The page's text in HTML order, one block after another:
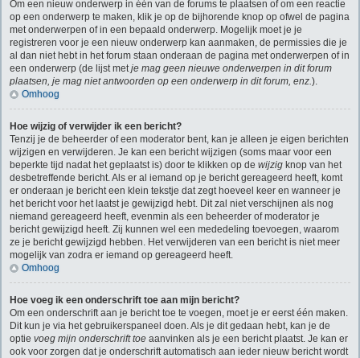
Om een nieuw onderwerp in één van de forums te plaatsen of om een reactie
op een onderwerp te maken, klik je op de bijhorende knop op ofwel de pagina
met onderwerpen of in een bepaald onderwerp. Mogelijk moet je je
registreren voor je een nieuw onderwerp kan aanmaken, de permissies die je
al dan niet hebt in het forum staan onderaan de pagina met onderwerpen of in
een onderwerp (de lijst metje mag geen nieuwe onderwerpen in dit forum
plaatsen, je mag niet antwoorden op een onderwerp in dit forum, enz.).
Omhoog
Hoe wijzig of verwijder ik een bericht?
Tenzij je de beheerder of een moderator bent, kan je alleen je eigen berichten
wijzigen en verwijderen. Je kan een bericht wijzigen (soms maar voor een
beperkte tijd nadat het geplaatst is) door te klikken op de wijzig knop van het
desbetreffende bericht. Als er al iemand op je bericht gereageerd heeft, komt
er onderaan je bericht een klein tekstje dat zegt hoeveel keer en wanneer je
het bericht voor het laatst je gewijzigd hebt. Dit zal niet verschijnen als nog
niemand gereageerd heeft, evenmin als een beheerder of moderator je
bericht gewijzigd heeft. Zij kunnen wel een mededeling toevoegen, waarom
ze je bericht gewijzigd hebben. Het verwijderen van een bericht is niet meer
mogelijk van zodra er iemand op gereageerd heeft.
Omhoog
Hoe voeg ik een onderschrift toe aan mijn bericht?
Om een onderschrift aan je bericht toe te voegen, moet je er eerst één maken.
Dit kun je via het gebruikerspaneel doen. Als je dit gedaan hebt, kan je de
optie voeg mijn onderschrift toe aanvinken als je een bericht plaatst. Je kan er
ook voor zorgen dat je onderschrift automatisch aan ieder nieuw bericht wordt